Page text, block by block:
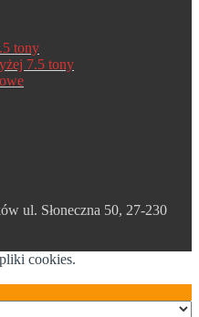
tony
7.5 tony
ul. Słoneczna 50, 27-230
cookies.